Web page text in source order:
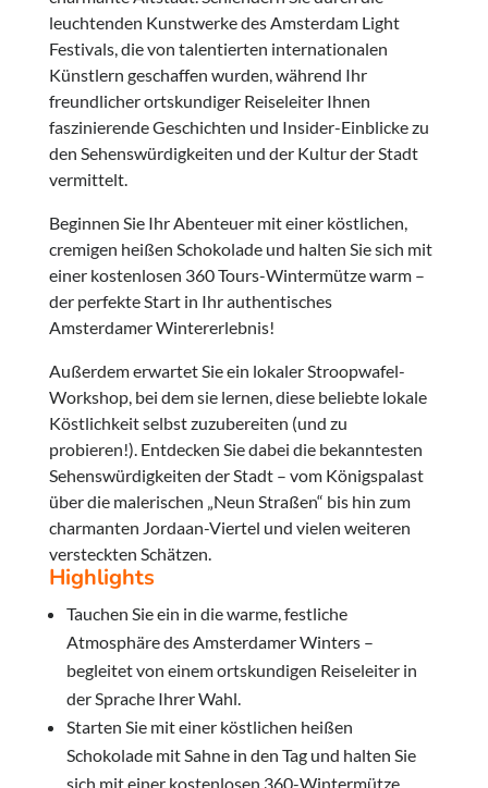
leuchtenden Kunstwerke des Amsterdam Light
Festivals, die von talentierten internationalen
Künstlern geschaffen wurden, während Ihr
freundlicher ortskundiger Reiseleiter Ihnen
faszinierende Geschichten und Insider-Einblicke zu
den Sehenswürdigkeiten und der Kultur der Stadt
vermittelt.
Beginnen Sie Ihr Abenteuer mit einer köstlichen,
cremigen heißen Schokolade und halten Sie sich mit
einer kostenlosen 360 Tours-Wintermütze warm –
der perfekte Start in Ihr authentisches
Amsterdamer Wintererlebnis!
Außerdem erwartet Sie ein lokaler Stroopwafel-
Workshop, bei dem sie lernen, diese beliebte lokale
Köstlichkeit selbst zuzubereiten (und zu
probieren!). Entdecken Sie dabei die bekanntesten
Sehenswürdigkeiten der Stadt – vom Königspalast
über die malerischen „Neun Straßen“ bis hin zum
charmanten Jordaan-Viertel und vielen weiteren
versteckten Schätzen.
Highlights
Tauchen Sie ein in die warme, festliche
Atmosphäre des Amsterdamer Winters –
begleitet von einem ortskundigen Reiseleiter in
der Sprache Ihrer Wahl.
Starten Sie mit einer köstlichen heißen
Schokolade mit Sahne in den Tag und halten Sie
sich mit einer kostenlosen 360-Wintermütze